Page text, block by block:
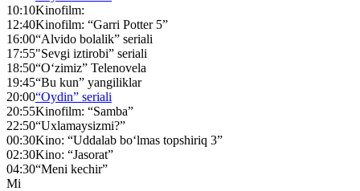
10:10Kinofilm:
12:40Kinofilm: “Garri Potter 5”
16:00“Alvido bolalik” seriali
17:55"Sevgi iztirobi” seriali
18:50“O‘zimiz” Telenovela
19:45“Bu kun” yangiliklar
20:00“Oydin” seriali
20:55Kinofilm: “Samba”
22:50“Uxlamaysizmi?”
00:30Kino: “Uddalab bo‘lmas topshiriq 3”
02:30Kino: “Jasorat”
04:30“Meni kechir”
Mi